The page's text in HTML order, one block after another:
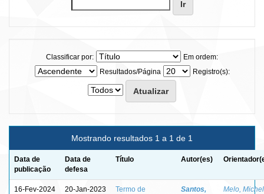
Classificar por:
Em ordem:
Resultados/Página
Registro(s):
Mostrando resultados 1 a 1 de 1
Data de
publicação
Data de
defesa
Título Autor(es)
16-Fev-2024 20-Jan-2023
Termo de
Santos,
Melo,